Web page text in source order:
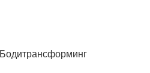
Бодитрансформинг